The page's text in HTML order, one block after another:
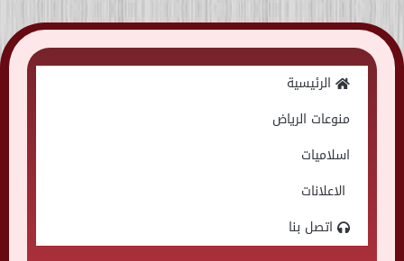
Skip
to
الرئيسية
منوعات الرياض
اسلاميات
الاعلانات
اتصل بنا